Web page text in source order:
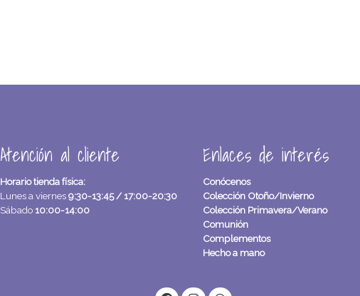
Atención al cliente
Horario tienda física:
Lunes a viernes9:30-13:45 / 17:00-20:30
Sábado 10:00-14:00
Enlaces de interés
Conócenos
Colección Otoño/Invierno
Colección Primavera/Verano
Comunión
Complementos
Hecho a mano